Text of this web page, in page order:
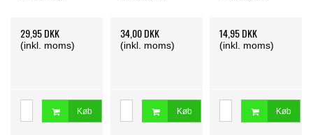
29,95 DKK
(inkl. moms)
Køb
34,00 DKK
(inkl. moms)
Køb
14,95 DKK
(inkl. moms)
Køb